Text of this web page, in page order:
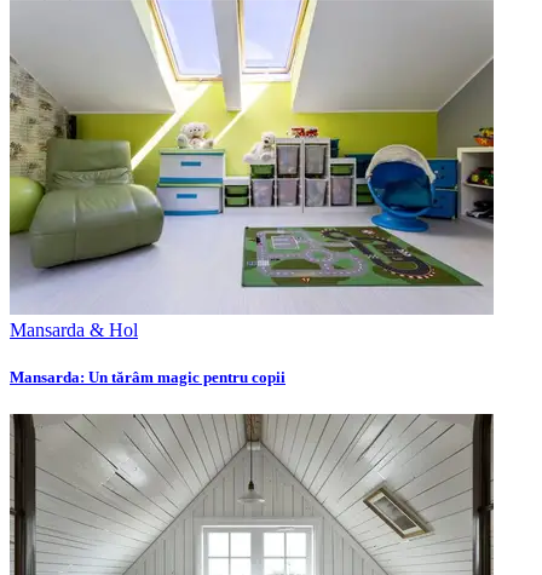
Mansarda & Hol
Mansarda: Un tărâm magic pentru copii